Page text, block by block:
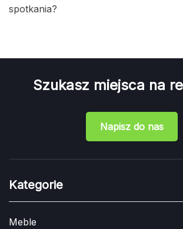
spotkania?
Szukasz miejsca na
Napisz do nas
Kategorie
Meble